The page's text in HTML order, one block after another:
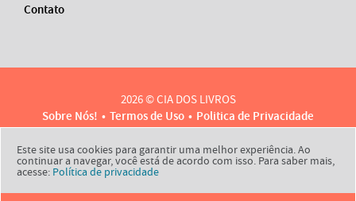
Contato
2026 © CIA DOS LIVROS
Sobre Nós!
Termos de Uso
Politica de Privacidade
Contato
Este site usa cookies para garantir uma melhor experiência. Ao
continuar a navegar, você está de acordo com isso. Para saber mais,
acesse: Política de privacidade